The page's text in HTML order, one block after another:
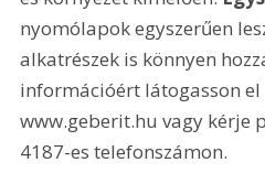
nyomólapok egyszerűen
alkatrészek is könnyen
információért látogasson
www.geberit.hu vagy kérje
4187-es telefonszámon.